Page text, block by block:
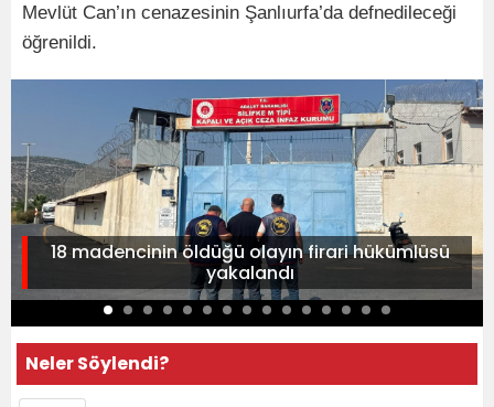
Mevlüt Can’ın cenazesinin Şanlıurfa’da defnedileceği
öğrenildi.
18 madencinin öldüğü olayın firari hükümlüsü
yakalandı
Neler Söylendi?